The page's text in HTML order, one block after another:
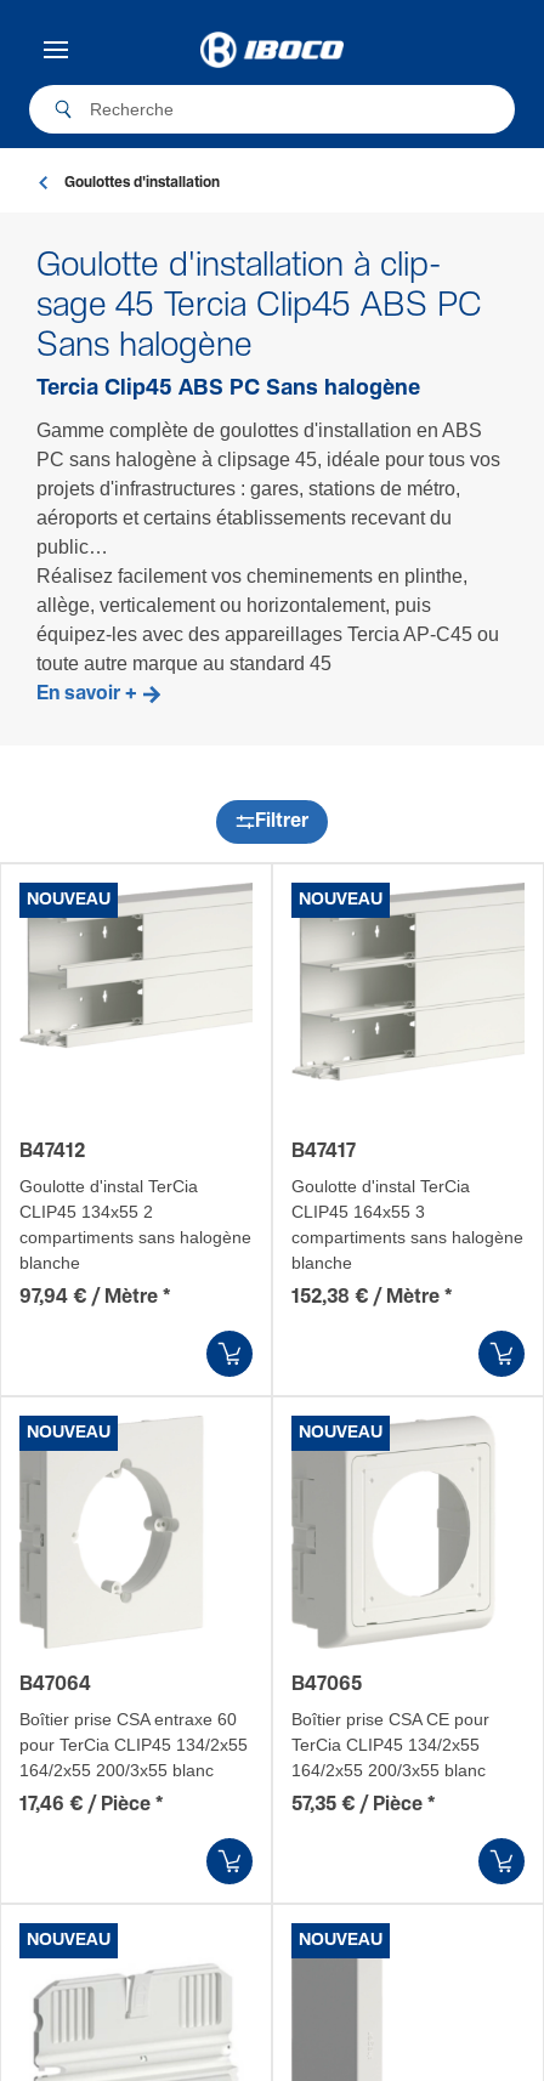
Goulottes d'installation
Goulotte d'installation à clip­
sage 45 Tercia Clip45 ABS PC
Sans halogène
Tercia Clip45 ABS PC Sans halogène
Gamme complète de goulottes d'installation en ABS
PC sans halogène à clipsage 45, idéale pour tous vos
projets d'infrastructures : gares, stations de métro,
aéroports et certains établissements recevant du
public…
Réalisez facilement vos cheminements en plinthe,
allège, verticalement ou horizontalement, puis
équipez-les avec des appareillages Tercia AP-C45 ou
toute autre marque au standard 45
En savoir +
Filtrer
B47412
NOUVEAU
Goulotte d'instal TerCia
CLIP45 134x55 2
compartiments sans halogène
blanche
97,94 € / Mètre *
B47417
NOUVEAU
Goulotte d'instal TerCia
CLIP45 164x55 3
compartiments sans halogène
blanche
152,38 € / Mètre *
B47064
NOUVEAU
Boîtier prise CSA entraxe 60
pour TerCia CLIP45 134/2x55
164/2x55 200/3x55 blanc
17,46 € / Pièce *
B47065
NOUVEAU
Boîtier prise CSA CE pour
TerCia CLIP45 134/2x55
164/2x55 200/3x55 blanc
57,35 € / Pièce *
NOUVEAU NOUVEAU